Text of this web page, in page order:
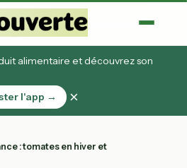
alimentaire et découvrez son
l'app →
×
: tomates en hiver et